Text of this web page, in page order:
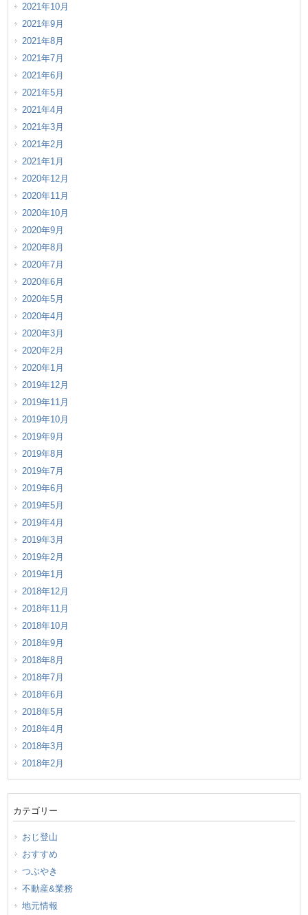
2021年10月
2021年9月
2021年8月
2021年7月
2021年6月
2021年5月
2021年4月
2021年3月
2021年2月
2021年1月
2020年12月
2020年11月
2020年10月
2020年9月
2020年8月
2020年7月
2020年6月
2020年5月
2020年4月
2020年3月
2020年2月
2020年1月
2019年12月
2019年11月
2019年10月
2019年9月
2019年8月
2019年7月
2019年6月
2019年5月
2019年4月
2019年3月
2019年2月
2019年1月
2018年12月
2018年11月
2018年10月
2018年9月
2018年8月
2018年7月
2018年6月
2018年5月
2018年4月
2018年3月
2018年2月
カテゴリー
おじ登山
おすすめ
つぶやき
不動産&業務
地元情報